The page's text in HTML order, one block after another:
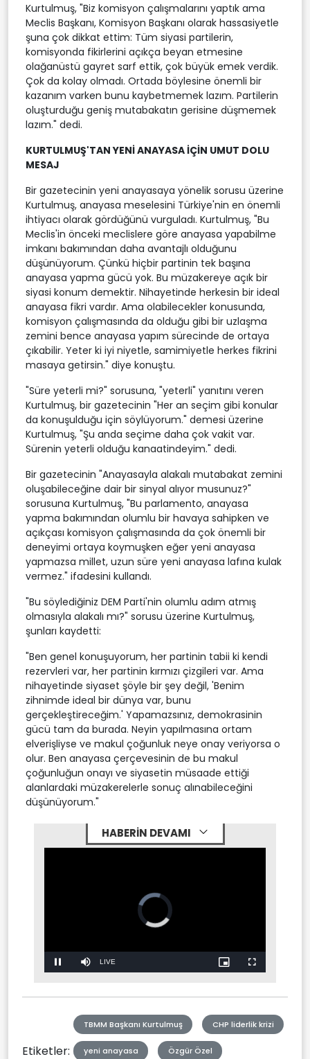
Kurtulmuş, "Biz komisyon çalışmalarını yaptık ama
Meclis Başkanı, Komisyon Başkanı olarak hassasiyetle
şuna çok dikkat ettim: Tüm siyasi partilerin,
komisyonda fikirlerini açıkça beyan etmesine
olağanüstü gayret sarf ettik, çok büyük emek verdik.
Çok da kolay olmadı. Ortada böylesine önemli bir
kazanım varken bunu kaybetmemek lazım. Partilerin
oluşturduğu geniş mutabakatın gerisine düşmemek
lazım." dedi.
KURTULMUŞ'TAN YENİ ANAYASA İÇİN UMUT DOLU
MESAJ
Bir gazetecinin yeni anayasaya yönelik sorusu üzerine
Kurtulmuş, anayasa meselesini Türkiye'nin en önemli
ihtiyacı olarak gördüğünü vurguladı. Kurtulmuş, "Bu
Meclis'in önceki meclislere göre anayasa yapabilme
imkanı bakımından daha avantajlı olduğunu
düşünüyorum. Çünkü hiçbir partinin tek başına
anayasa yapma gücü yok. Bu müzakereye açık bir
siyasi konum demektir. Nihayetinde herkesin bir ideal
anayasa fikri vardır. Ama olabilecekler konusunda,
komisyon çalışmasında da olduğu gibi bir uzlaşma
zemini bence anayasa yapım sürecinde de ortaya
çıkabilir. Yeter ki iyi niyetle, samimiyetle herkes fikrini
masaya getirsin." diye konuştu.
"Süre yeterli mi?" sorusuna, "yeterli" yanıtını veren
Kurtulmuş, bir gazetecinin "Her an seçim gibi konular
da konuşulduğu için söylüyorum." demesi üzerine
Kurtulmuş, "Şu anda seçime daha çok vakit var.
Sürenin yeterli olduğu kanaatindeyim." dedi.
Bir gazetecinin "Anayasayla alakalı mutabakat zemini
oluşabileceğine dair bir sinyal alıyor musunuz?"
sorusuna Kurtulmuş, "Bu parlamento, anayasa
yapma bakımından olumlu bir havaya sahipken ve
açıkçası komisyon çalışmasında da çok önemli bir
deneyimi ortaya koymuşken eğer yeni anayasa
yapmazsa millet, uzun süre yeni anayasa lafına kulak
vermez." ifadesini kullandı.
"Bu söylediğiniz DEM Parti'nin olumlu adım atmış
olmasıyla alakalı mı?" sorusu üzerine Kurtulmuş,
şunları kaydetti:
"Ben genel konuşuyorum, her partinin tabii ki kendi
rezervleri var, her partinin kırmızı çizgileri var. Ama
nihayetinde siyaset şöyle bir şey değil, 'Benim
zihnimde ideal bir dünya var, bunu
gerçekleştireceğim.' Yapamazsınız, demokrasinin
gücü tam da burada. Neyin yapılmasına ortam
elverişliyse ve makul çoğunluk neye onay veriyorsa o
olur. Ben anayasa çerçevesinin de bu makul
çoğunluğun onayı ve siyasetin müsaade ettiği
alanlardaki müzakerelerle sonuç alınabileceğini
düşünüyorum."
HABERİN DEVAMI
Pause Mute Stream
LIVE
Picture-
in-
Fullscreen
Etiketler:
TBMM Başkanı Kurtulmuş CHP liderlik krizi
yeni anayasa Özgür Özel